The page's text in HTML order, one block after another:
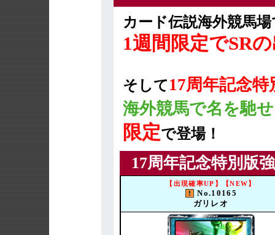
カード伝説海外競馬
1週間限定でSR
そして17周年記念
海外競馬で名を馳
限定で登場！
17周年記念特別版
【出現確率UP】【NEW】
No.10165
ガリレオ